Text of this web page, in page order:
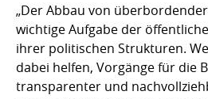
„Der Abbau von
wichtige Aufgabe der
ihrer politischen Strukturen.
dabei helfen, Vorgänge für die
transparenter und